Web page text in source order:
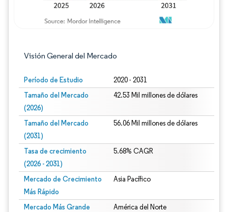
Visión General del Mercado
Período de Estudio 2020 - 2031
Tamaño del Mercado
(2026)
42.53 Mil millones de dólares
Tamaño del Mercado
(2031)
56.06 Mil millones de dólares
Tasa de crecimiento
(2026 - 2031)
5.68% CAGR
Mercado de Crecimiento
Más Rápido
Asia Pacífico
Mercado Más Grande América del Norte